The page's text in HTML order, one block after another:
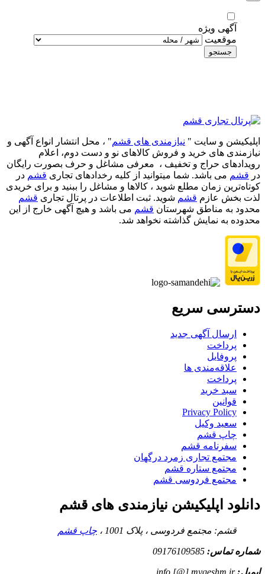
آگهی ویژه
موقعیت
جستجو
اپلیکیشن و سایت " نیازمندی های قشم" ، محل انتشار انواع آگهی و
نیازمندی های خرید و فروش کالاهای نو و دست‌ دوم، اعلام
رویدادهای حراج و تخفیف ، معرفی مشاغل و حرف بصورت رایگان
در قشم می باشد. شما میتوانید از کلیه رخدادهای تجاری قشم در
کوتاه‌ترین زمان مطلع شوید ، کالاها و مشاغل را ببنید و برای خریدی
لذت بخش عازم قشم شوید. ثبت اطلاعات در پرتال تجاری قشم
محدود به مناطق شهرستان قشم می باشد و هیچ آگهی خارج از این
محدوده به نمایش گذاشته نخواهد شد.
دسترسی سریع
ارسال آگهی جدید
پرداخت
پروفایل
علاقه‌مندی ها
پرداخت
سبد خرید
قوانین
Privacy Policy
سعید وکیل
چاپ قشم
سفرنامه قشم
مجتمع تجاری زمرد درگهان
مجتمع ستاره قشم
مجتمع فردوسی قشم
دانلود اپلیکیشن نیازمندی های قشم
قشم: مجتمع فردوسی ، پلاک 1001 ، چاپ قشم
شماره تماس: 09176109585